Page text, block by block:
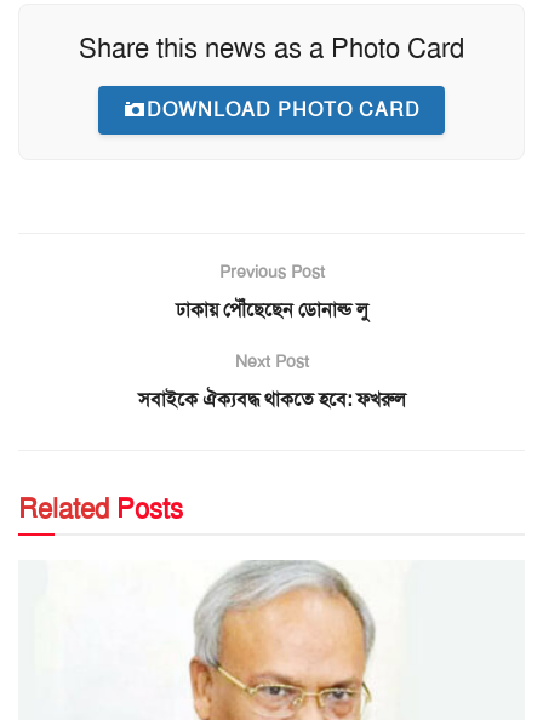
Share this news as a Photo Card
DOWNLOAD PHOTO CARD
Previous Post
ঢাকায় পৌঁছেছেন ডোনাল্ড লু
Next Post
সবাইকে ঐক্যবদ্ধ থাকতে হবে: ফখরুল
Related Posts